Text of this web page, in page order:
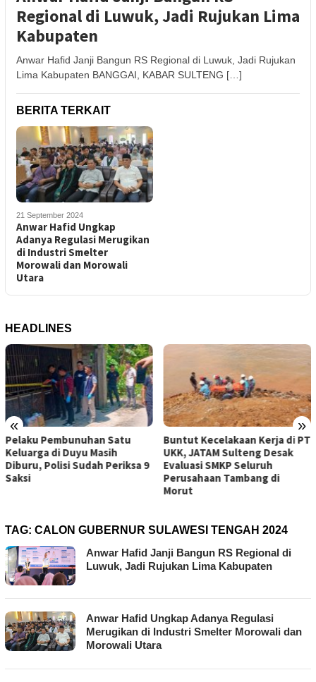
Regional di Luwuk, Jadi Rujukan Lima
Kabupaten
Anwar Hafid Janji Bangun RS Regional di Luwuk, Jadi Rujukan
Lima Kabupaten BANGGAI, KABAR SULTENG […]
BERITA TERKAIT
21 September 2024
Anwar Hafid Ungkap
Adanya Regulasi Merugikan
di Industri Smelter
Morowali dan Morowali
Utara
HEADLINES
« »
Buntut Kecelakaan Kerja di PT
UKK, JATAM Sulteng Desak
Evaluasi SMKP Seluruh
Perusahaan Tambang di
Dasar Sungai Jembatan
Baliara Turun 1,5 Meter, BPBD
Parimo Lakukan Penanganan
Darurat
TAG: CALON GUBERNUR SULAWESI TENGAH 2024
Anwar Hafid Janji Bangun RS Regional di
Luwuk, Jadi Rujukan Lima Kabupaten
Anwar Hafid Ungkap Adanya Regulasi
Merugikan di Industri Smelter Morowali dan
Morowali Utara